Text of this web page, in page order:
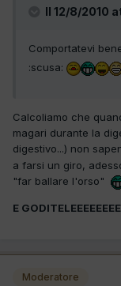
Il 12/8/2010
Comportatevi
:scusa:
Calcoliamo che
magari durante la
digestivo...) non
a farsi un giro,
"far ballare l'orso"
E
Moderatore